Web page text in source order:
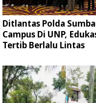
Ditlantas Polda
Campus Di UNP,
Tertib Berlalu Lintas